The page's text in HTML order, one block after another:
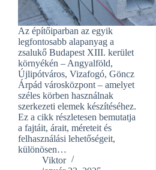
Az építőiparban az egyik
legfontosabb alapanyag a
zsalukő Budapest XIII. kerület
környékén – Angyalföld,
Újlipótváros, Vizafogó, Göncz
Árpád városközpont – amelyet
széles körben használnak
szerkezeti elemek készítéséhez.
Ez a cikk részletesen bemutatja
a fajtáit, árait, méreteit és
felhasználási lehetőségeit,
különösen…
Viktor